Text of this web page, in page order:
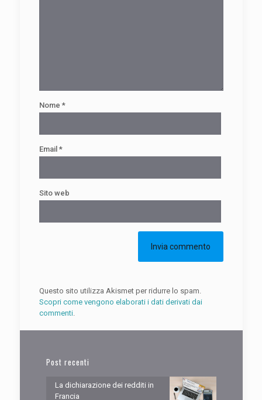
Nome *
Email *
Sito web
Questo sito utilizza Akismet per ridurre lo spam.
Scopri come vengono elaborati i dati derivati dai
commenti.
Post recenti
La dichiarazione dei redditi in
Francia